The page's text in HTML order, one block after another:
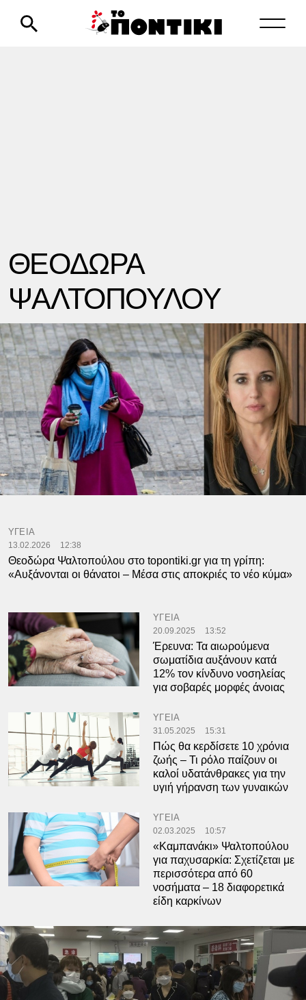
ΘΕΟΔΩΡΑ
ΨΑΛΤΟΠΟΥΛΟΥ
ΥΓΕΙΑ
13.02.2026 12:38
Θεοδώρα Ψαλτοπούλου στο topontiki.gr για τη γρίπη:
«Αυξάνονται οι θάνατοι – Μέσα στις αποκριές το νέο κύμα»
ΥΓΕΙΑ
20.09.2025 13:52
Έρευνα: Τα αιωρούμενα
σωματίδια αυξάνουν κατά
12% τον κίνδυνο νοσηλείας
για σοβαρές μορφές άνοιας
ΥΓΕΙΑ
31.05.2025 15:31
Πώς θα κερδίσετε 10 χρόνια
ζωής – Τι ρόλο παίζουν οι
καλοί υδατάνθρακες για την
υγιή γήρανση των γυναικών
ΥΓΕΙΑ
02.03.2025 10:57
«Καμπανάκι» Ψαλτοπούλου
για παχυσαρκία: Σχετίζεται με
περισσότερα από 60
νοσήματα – 18 διαφορετικά
είδη καρκίνων